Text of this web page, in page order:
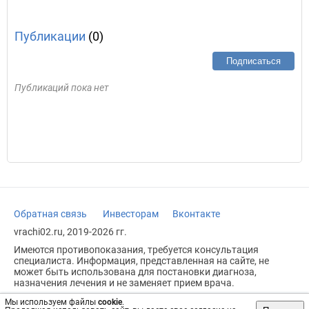
Мы используем файлы cookie.
Публикации (0)
Подписаться
Публикаций пока нет
Обратная связь Инвесторам
Вконтакте
vrachi02.ru, 2019-2026 гг.
Имеются противопоказания, требуется консультация
специалиста. Информация, представленная на сайте, не
может быть использована для постановки диагноза,
назначения лечения и не заменяет прием врача.
Возрастное ограничение: 18+